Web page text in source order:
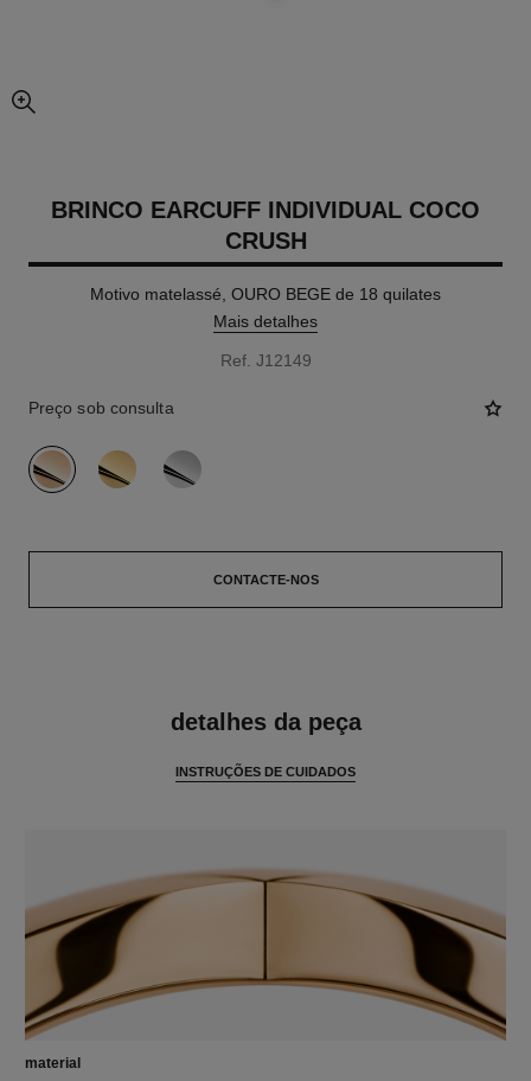
vista expandida da imagem
BRINCO EARCUFF INDIVIDUAL COCO
CRUSH
Motivo matelassé, OURO BEGE de 18 quilates
Mais detalhes
Ref. J12149
Preço sob consulta
variante (3)
CONTACTE-NOS
detalhes da peça
INSTRUÇÕES DE CUIDADOS
material